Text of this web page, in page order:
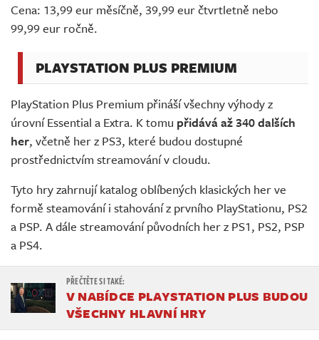
Cena: 13,99 eur měsíčně, 39,99 eur čtvrtletně nebo
99,99 eur ročně.
PLAYSTATION PLUS PREMIUM
PlayStation Plus Premium přináší všechny výhody z
úrovní Essential a Extra. K tomu přidává až 340 dalších
her, včetně her z PS3, které budou dostupné
prostřednictvím streamování v cloudu.
Tyto hry zahrnují katalog oblíbených klasických her ve
formě steamování i stahování z prvního PlayStationu, PS2
a PSP. A dále streamování původních her z PS1, PS2, PSP
a PS4.
V NABÍDCE PLAYSTATION PLUS BUDOU
VŠECHNY HLAVNÍ HRY